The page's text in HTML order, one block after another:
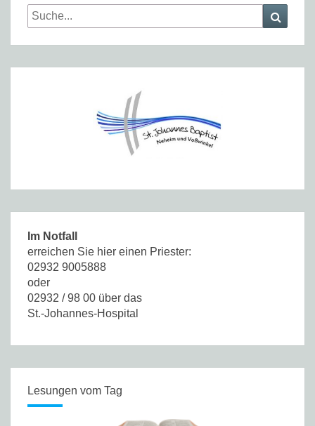
Search
for:
Im Notfall
erreichen Sie hier einen Priester:
02932 9005888
oder
02932 / 98 00 über das
St.-Johannes-Hospital
Lesungen vom Tag